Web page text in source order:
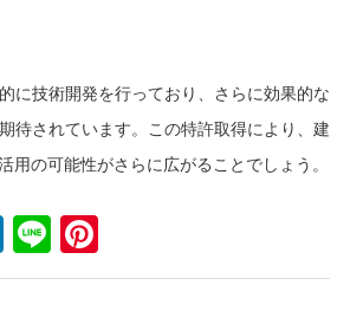
に技術開発を行っており、さらに効果的な
待されています。この特許取得により、建
用の可能性がさらに広がることでしょう。
Li
n
Li
n
nt